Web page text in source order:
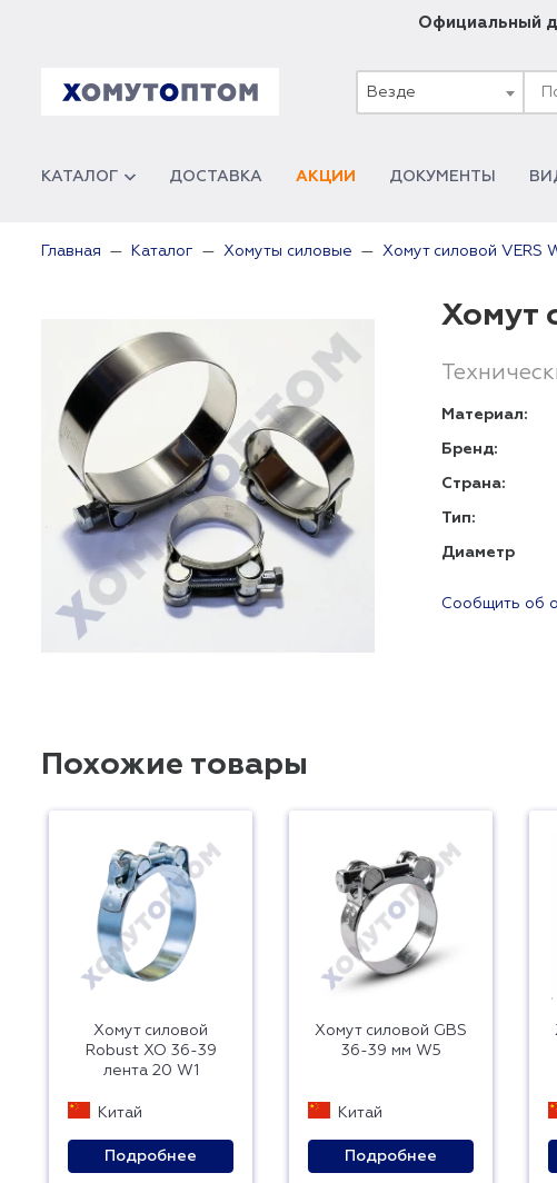
Официальный
Везде
КАТАЛОГ ДОСТАВКА АКЦИИ ДОКУМЕНТЫ
Главная Каталог Хомуты силовые Хомут силовой VERS
Хомут
Материал:
Бренд:
Страна:
Тип:
Диаметр
Сообщить об
Похожие товары
Хомут силовой
Robust ХО 36-39
лента 20 W1
Китай
Подробнее
Хомут силовой GBS
36-39 мм W5
Китай
Подробнее